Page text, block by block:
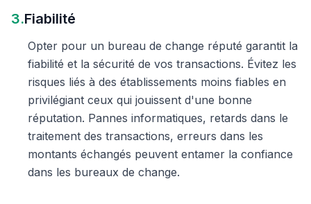
3.Fiabilité
Opter pour un bureau de change réputé garantit la
fiabilité et la sécurité de vos transactions. Évitez les
risques liés à des établissements moins fiables en
privilégiant ceux qui jouissent d'une bonne
réputation. Pannes informatiques, retards dans le
traitement des transactions, erreurs dans les
montants échangés peuvent entamer la confiance
dans les bureaux de change.